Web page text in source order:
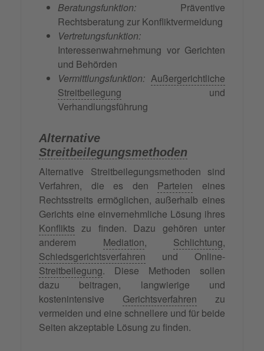
Beratungsfunktion: Präventive
Rechtsberatung zur Konfliktvermeidung
Vertretungsfunktion:
Interessenwahrnehmung vor Gerichten
und Behörden
Vermittlungsfunktion: Außergerichtliche
Streitbeilegung und
Verhandlungsführung
Alternative
Streitbeilegungsmethoden
Alternative Streitbeilegungsmethoden sind
Verfahren, die es den Parteien eines
Rechtsstreits ermöglichen, außerhalb eines
Gerichts eine einvernehmliche Lösung ihres
Konflikts zu finden. Dazu gehören unter
anderem Mediation, Schlichtung,
Schiedsgerichtsverfahren und Online-
Streitbeilegung. Diese Methoden sollen
dazu beitragen, langwierige und
kostenintensive Gerichtsverfahren zu
vermeiden und eine schnellere und für beide
Seiten akzeptable Lösung zu finden.